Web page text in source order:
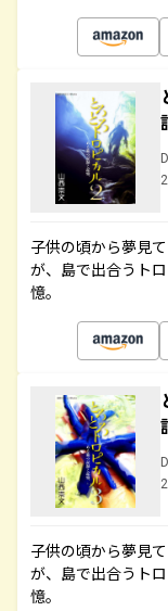
子供の頃から夢見
が、島で出合うト
憶。
子供の頃から夢見
が、島で出合うト
憶。